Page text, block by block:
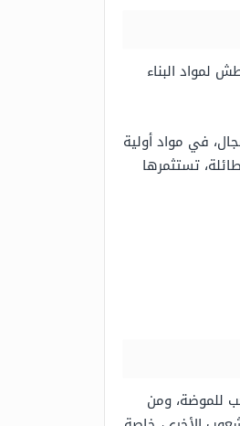
لمواد البناء
في مواد أولية
تستثمرها
للموضة، ومن